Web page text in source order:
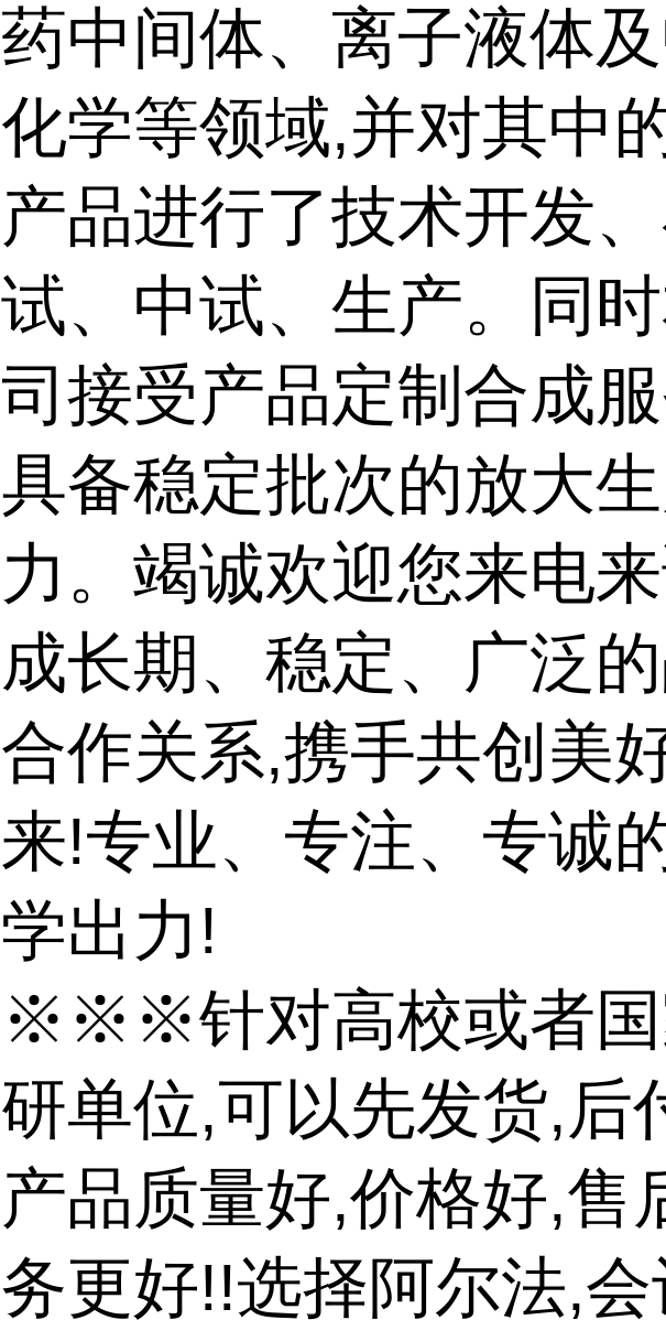
药中间体、离子液体
化学等领域,并对其中
产品进行了技术开发
试、中试、生产。同
司接受产品定制合成
具备稳定批次的放大
力。竭诚欢迎您来电
成长期、稳定、广泛
合作关系,携手共创美
来!专业、专注、专诚
学出力!
※※※针对高校或者国
研单位,可以先发货,后
产品质量好,价格好,售
务更好!!选择阿尔法,会